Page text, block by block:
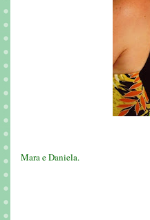
Mara e Daniela.